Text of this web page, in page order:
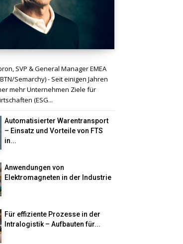
SVP & General Manager EMEA
Semarchy) - Seit einigen Jahren
mehr Unternehmen Ziele für
(ESG...
Automatisierter Warentransport
– Einsatz und Vorteile von FTS
in...
Anwendungen von
Elektromagneten in der Industrie
Für effiziente Prozesse in der
Intralogistik – Aufbauten für...